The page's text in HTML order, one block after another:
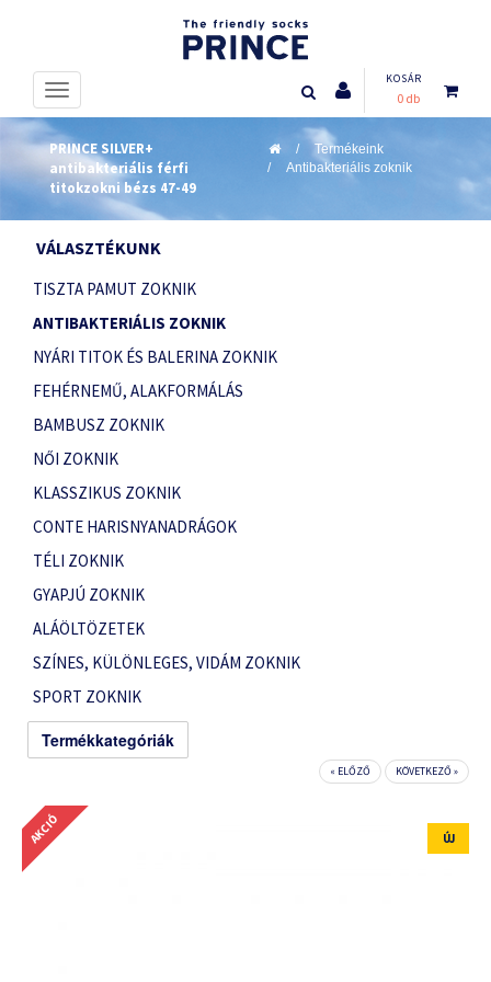
KOSÁR
0 db
PRINCE SILVER+
antibakteriális férfi
titokzokni bézs 47-49
Termékeink
Antibakteriális zoknik
VÁLASZTÉKUNK
TISZTA PAMUT ZOKNIK
ANTIBAKTERIÁLIS ZOKNIK
NYÁRI TITOK ÉS BALERINA ZOKNIK
FEHÉRNEMŰ, ALAKFORMÁLÁS
BAMBUSZ ZOKNIK
NŐI ZOKNIK
KLASSZIKUS ZOKNIK
CONTE HARISNYANADRÁGOK
TÉLI ZOKNIK
GYAPJÚ ZOKNIK
ALÁÖLTÖZETEK
SZÍNES, KÜLÖNLEGES, VIDÁM ZOKNIK
SPORT ZOKNIK
Termékkategóriák
« ELŐZŐ KÖVETKEZŐ »
AKCIÓ ÚJ